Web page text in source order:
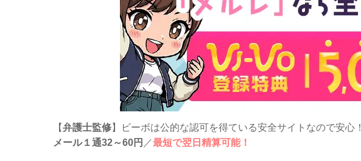
【弁護士監修】ビーボは公的な認可を得ている安全サイトなので安心！
メール１通32～60円 ／最短で翌日精算可能！